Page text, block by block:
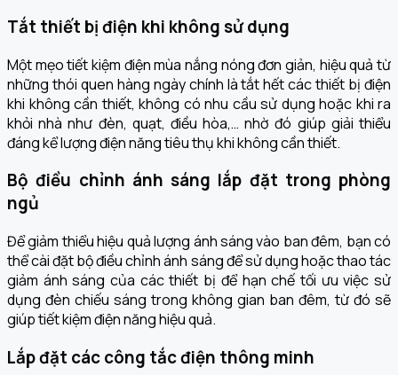
Tắt thiết bị điện khi không sử dụng
Một mẹo tiết kiệm điện mùa nắng nóng đơn giản, hiệu quả từ
những thói quen hàng ngày chính là tắt hết các thiết bị điện
khi không cần thiết, không có nhu cầu sử dụng hoặc khi ra
khỏi nhà như đèn, quạt, điều hòa,… nhờ đó giúp giải thiểu
đáng kể lượng điện năng tiêu thụ khi không cần thiết.
Bộ điều chỉnh ánh sáng lắp đặt trong phòng
ngủ
Để giảm thiểu hiệu quả lượng ánh sáng vào ban đêm, bạn có
thể cài đặt bộ điều chỉnh ánh sáng để sử dụng hoặc thao tác
giảm ánh sáng của các thiết bị để hạn chế tối ưu việc sử
dụng đèn chiếu sáng trong không gian ban đêm, từ đó sẽ
giúp tiết kiệm điện năng hiệu quả.
Lắp đặt các công tắc điện thông minh